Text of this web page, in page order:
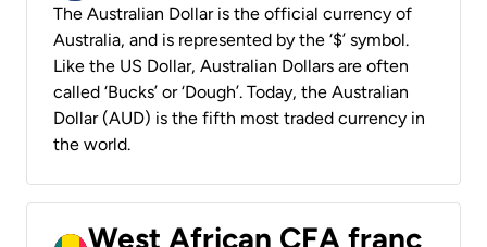
The Australian Dollar is the official currency of
Australia, and is represented by the ‘$’ symbol.
Like the US Dollar, Australian Dollars are often
called ‘Bucks’ or ‘Dough’. Today, the Australian
Dollar (AUD) is the fifth most traded currency in
the world.
West African CFA franc